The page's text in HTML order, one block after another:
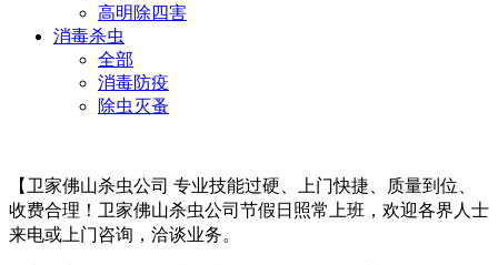
高明除四害
消毒杀虫
全部
消毒防疫
除虫灭蚤
【卫家佛山杀虫公司 专业技能过硬、上门快捷、质量到位、
收费合理！卫家佛山杀虫公司节假日照常上班，欢迎各界人士
来电或上门咨询，洽谈业务。